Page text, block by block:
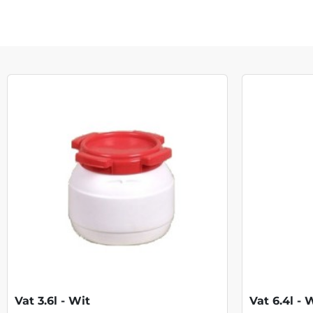
Vat 3.6l - Wit Vat 6.4l -